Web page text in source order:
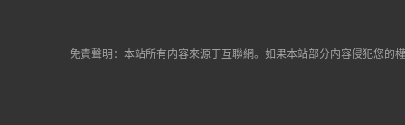
免責聲明：本站所有内容來源于互聯網。如果本站部分内容侵犯您